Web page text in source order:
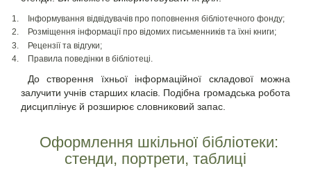
Інформування відвідувачів про поповнення бібліотечного фонду;
Розміщення інформації про відомих письменників та їхні книги;
Рецензії та відгуки;
Правила поведінки в бібліотеці.
До створення їхньої інформаційної складової можна
залучити учнів старших класів. Подібна громадська робота
дисциплінує й розширює словниковий запас.
Оформлення шкільної бібліотеки:
стенди, портрети, таблиці